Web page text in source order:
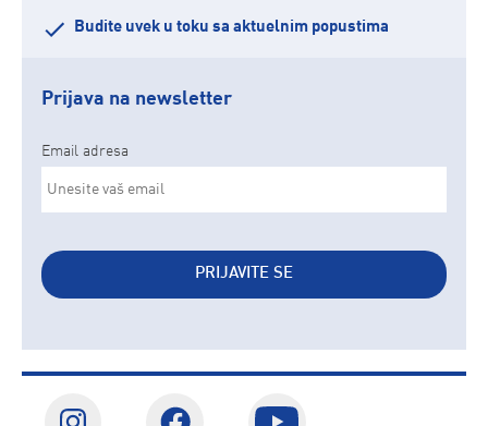
Budite uvek u toku sa aktuelnim popustima
Prijava na newsletter
Email adresa
PRIJAVITE SE